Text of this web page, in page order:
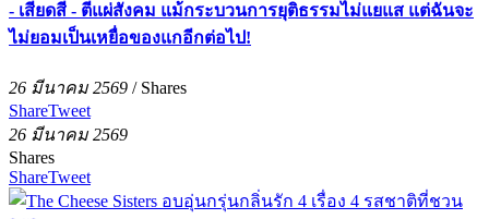
- เสียดสี - ตีแผ่สังคม แม้กระบวนการยุติธรรมไม่แยแส แต่ฉันจะ
ไม่ยอมเป็นเหยื่อของแกอีกต่อไป!
26 มีนาคม 2569 / Shares
ShareTweet
26 มีนาคม 2569
Shares
ShareTweet